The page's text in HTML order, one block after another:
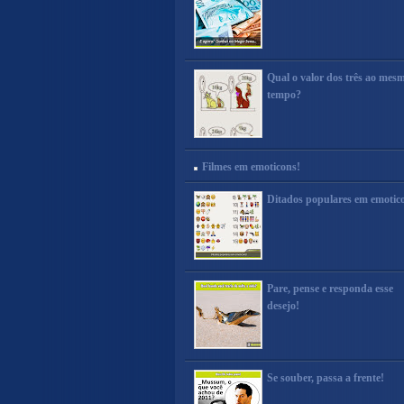
Qual o valor dos três ao
tempo?
Filmes em emoticons!
Ditados populares em
Pare, pense e responda esse
desejo!
Se souber, passa a frente!